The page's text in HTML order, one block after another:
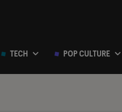
TECH POP CULTURE